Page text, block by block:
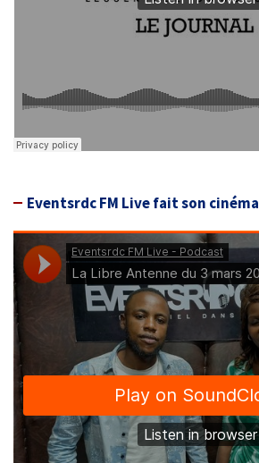
Eventsrdc FM Live fait son cinéma